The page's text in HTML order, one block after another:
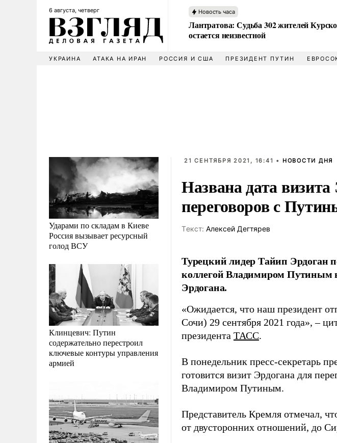
6 августа, четверг Новость часа
Лантратова: Судьба 302 жителей
остается неизвестной
УКРАИНА АТАКА НА ИРАН РОССИЯ И США ПРЕЗИДЕНТ ПУТИН
Ударами по складам в Киеве
Россия вызывает ресурсный
голод ВСУ
Клинцевич: Путин
содержательно перестроил
ключевые контуры управления
армией
21 СЕНТЯБРЯ 2021, 16:41 • НОВОСТИ ДНЯ
Названа дата
переговоров с
Tекст: Алексей Дегтярев
Турецкий лидер Тайип Эрдоган
коллегой Владимиром Путиным
Эрдогана.
«Ожидается, что наш президент
Сочи) 29 сентября 2021 года», –
президента ТАСС.
В понедельник пресс-секретарь
готовится визит Эрдогана для
Владимиром Путиным.
Представитель Кремля отмечал,
от двусторонних отношений, до